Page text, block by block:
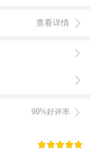
查看详情
99%好评率